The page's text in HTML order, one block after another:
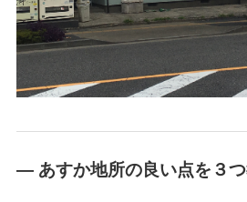
― あすか地所の良い点を３